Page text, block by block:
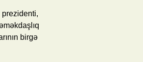
prezidenti,
birgə